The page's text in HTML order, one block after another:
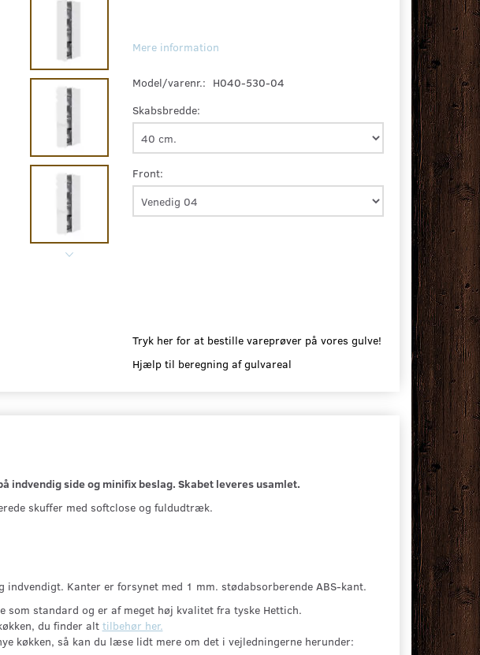
Mere information
Model/varenr.: H040-530-04
Skabsbredde:
Front:
Tryk her for at bestille vareprøver på vores gulve!
Hjælp til beregning af gulvareal
indvendig side og minifix beslag. Skabet leveres usamlet.
skuffer med softclose og fuldudtræk.
Kanter er forsynet med 1 mm. stødabsorberende ABS-kant.
standard og er af meget høj kvalitet fra tyske Hettich.
du finder alt tilbehør her.
køkken, så kan du læse lidt mere om det i vejledningerne herunder: